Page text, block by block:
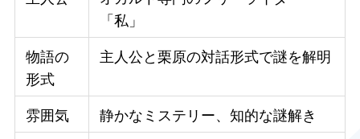
「私」
物語の
形式
主人公と栗原の対話形式で謎を解明
雰囲気
静かなミステリー、知的な謎解き